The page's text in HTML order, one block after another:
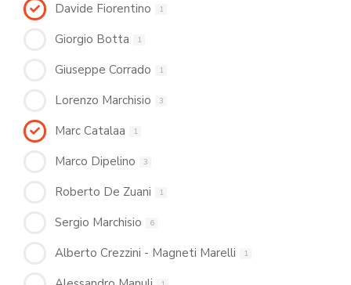
Davide Fiorentino 1
Giorgio Botta 1
Giuseppe Corrado 1
Lorenzo Marchisio 3
Marc Catalaa 1
Marco Dipelino 3
Roberto De Zuani 1
Sergio Marchisio 6
Alberto Crezzini - Magneti Marelli 1